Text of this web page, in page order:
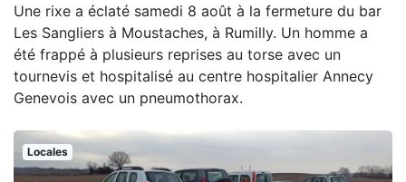
Une rixe a éclaté samedi 8 août à la fermeture du bar
Les Sangliers à Moustaches, à Rumilly. Un homme a
été frappé à plusieurs reprises au torse avec un
tournevis et hospitalisé au centre hospitalier Annecy
Genevois avec un pneumothorax.
Locales